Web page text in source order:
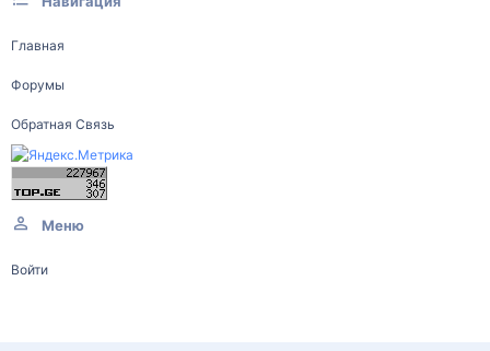
Главная
Форумы
Обратная Связь
Меню
Войти